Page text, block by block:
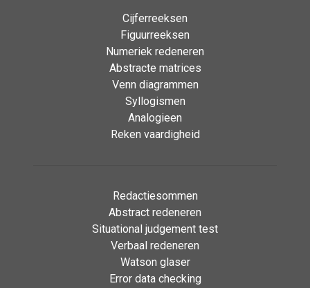
Cijferreeksen
Figuurreeksen
Numeriek redeneren
Abstracte matrices
Venn diagrammen
Syllogismen
Analogieen
Reken vaardigheid
Redactiesommen
Abstract redeneren
Situational judgement test
Verbaal redeneren
Watson glaser
Error data checking